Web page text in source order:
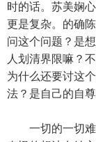
时的话。苏美娴
更是复杂。的确
问这个问题？是
人划清界限嘛？
为什么还要讨这
法？是自己的自
一切的一切难